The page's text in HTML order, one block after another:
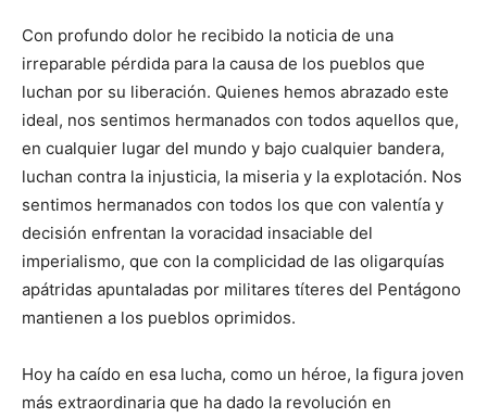
Con profundo dolor he recibido la noticia de una
irreparable pérdida para la causa de los pueblos que
luchan por su liberación. Quienes hemos abrazado este
ideal, nos sentimos hermanados con todos aquellos que,
en cualquier lugar del mundo y bajo cualquier bandera,
luchan contra la injusticia, la miseria y la explotación. Nos
sentimos hermanados con todos los que con valentía y
decisión enfrentan la voracidad insaciable del
imperialismo, que con la complicidad de las oligarquías
apátridas apuntaladas por militares títeres del Pentágono
mantienen a los pueblos oprimidos.
Hoy ha caído en esa lucha, como un héroe, la figura joven
más extraordinaria que ha dado la revolución en